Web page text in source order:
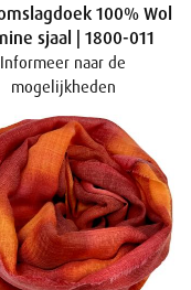
100% Wol
sjaal | 1800-011
Informeer naar de
mogelijkheden